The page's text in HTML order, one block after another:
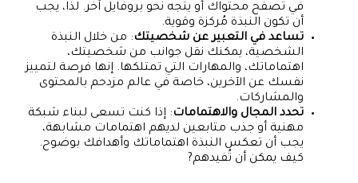
في تصفح محتواك أو يتجه نحو بروفايل آخر. لذا، يجب
أن تكون النبذة مُركزة وقوية.
تساعد في التعبير عن شخصيتك: من خلال النبذة
الشخصية، يمكنك نقل جوانب من شخصيتك،
اهتماماتك، والمهارات التي تمتلكها. إنها فرصة لتمييز
نفسك عن الآخرين، خاصة في عالم مزدحم بالمحتوى
والمشاركات.
تحدد المجال والاهتمامات: إذا كنت تسعى لبناء شبكة
مهنية أو جذب متابعين لديهم اهتمامات مشابهة،
يجب أن تعكس النبذة اهتماماتك وأهدافك بوضوح.
كيف يمكن أن تُفيدهم?